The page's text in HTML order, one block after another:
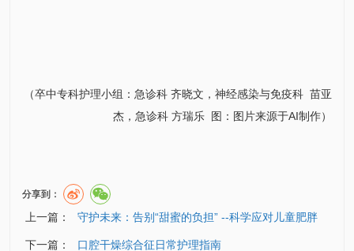
（卒中专科护理小组：急诊科 齐晓文，神经感染与免疫科苗亚
杰 ，急诊科 方瑞乐 图： 图片来源于AI制作）
分享到：
上一篇： 守护未来：告别“甜蜜的负担” --科学应对儿童肥胖
下一篇： 口腔干燥综合征日常护理指南